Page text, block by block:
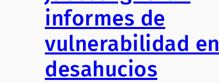
informes de
vulnerabilidad en
desahucios